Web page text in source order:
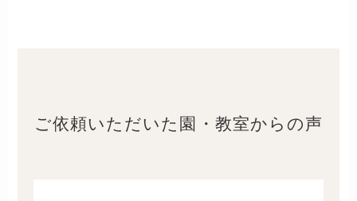
ご依頼いただいた園・教室からの声